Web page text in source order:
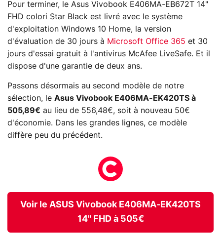
Pour terminer, le Asus Vivobook E406MA-EB672T 14"
FHD colori Star Black est livré avec le système
d'exploitation Windows 10 Home, la version
d'évaluation de 30 jours à Microsoft Office 365 et 30
jours d'essai gratuit à l'antivirus McAfee LiveSafe. Et il
dispose d'une garantie de deux ans.
Passons désormais au second modèle de notre
sélection, le Asus Vivobook E406MA-EK420TS à
505,89€ au lieu de 556,48€, soit à nouveau 50€
d'économie. Dans les grandes lignes, ce modèle
diffère peu du précédent.
Voir le ASUS Vivobook E406MA-EK420TS
14" FHD à 505€